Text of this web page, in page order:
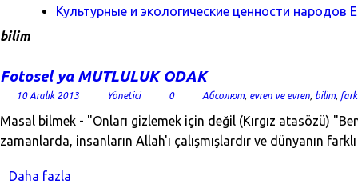
Культурные и экологические ценности народов
bilim
Fotosel ya MUTLULUK ODAK
10 Aralık 2013 Yönetici 0 Абсолют, evren ve evren, bilim,
Masal bilmek - "Onları gizlemek için değil (Kırgız atasözü)
zamanlarda, insanların Allah'ı çalışmışlardır ve dünyanın
Daha fazla